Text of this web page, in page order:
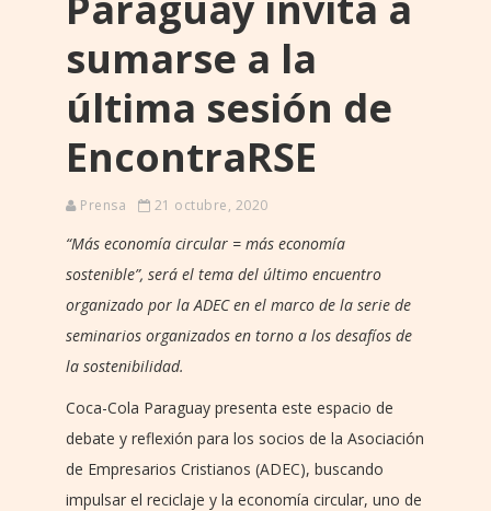
sumarse a la
última sesión de
EncontraRSE
Prensa 21 octubre, 2020
“Más economía circular = más economía
sostenible”, será el tema del último encuentro
organizado por la ADEC en el marco de la serie de
seminarios organizados en torno a los desafíos de
la sostenibilidad.
Coca-Cola Paraguay presenta este espacio de
debate y reflexión para los socios de la Asociación
de Empresarios Cristianos (ADEC), buscando
impulsar el reciclaje y la economía circular, uno de